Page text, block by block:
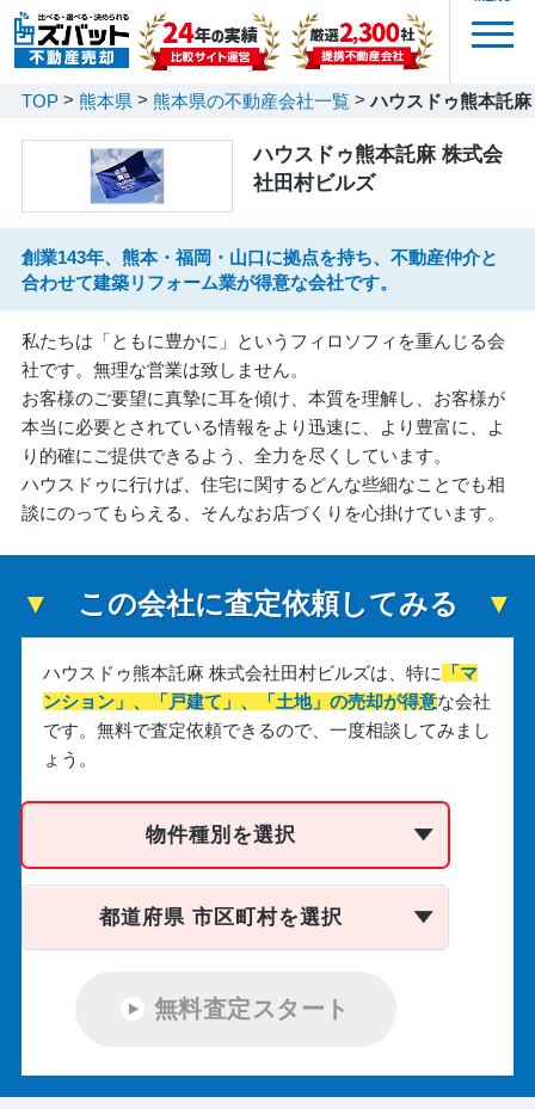
TOP 熊本県 熊本県の不動産会社一覧 ハウスドゥ熊本託
ハウスドゥ熊本託麻 株式会
社田村ビルズ
創業143年、熊本・福岡・山口に拠点を持ち、不動産仲介と
合わせて建築リフォーム業が得意な会社です。
私たちは「ともに豊かに」というフィロソフィを重んじる会
社です。無理な営業は致しません。
お客様のご要望に真摯に耳を傾け、本質を理解し、お客様が
本当に必要とされている情報をより迅速に、より豊富に、よ
り的確にご提供できるよう、全力を尽くしています。
ハウスドゥに行けば、住宅に関するどんな些細なことでも相
談にのってもらえる、そんなお店づくりを心掛けています。
この会社に査定依頼してみる
ハウスドゥ熊本託麻 株式会社田村ビルズは、 特に
「マ
ンション」、「戸建て」、「土地」の売却が得意な会社
です。 無料で査定依頼できるので、一度相談してみまし
ょう。
物件種別を選択
都道府県 市区町村を選択
無料査定スタート